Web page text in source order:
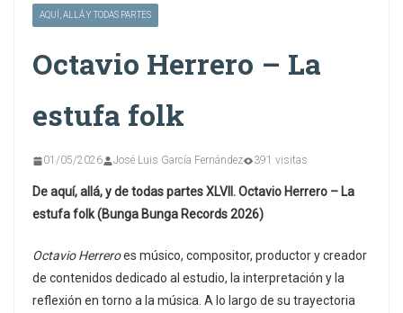
AQUÍ, ALLÁ Y TODAS PARTES
Octavio Herrero – La
estufa folk
01/05/2026 José Luis García Fernández 391 visitas
De aquí, allá, y de todas partes XLVII. Octavio Herrero – La
estufa folk (Bunga Bunga Records 2026)
Octavio Herreroes músico, compositor, productor y creador
de contenidos dedicado al estudio, la interpretación y la
reflexión en torno a la música. A lo largo de su trayectoria